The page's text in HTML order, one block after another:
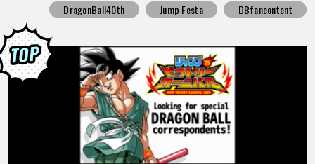
DragonBall40th Jump Festa DBfancontent